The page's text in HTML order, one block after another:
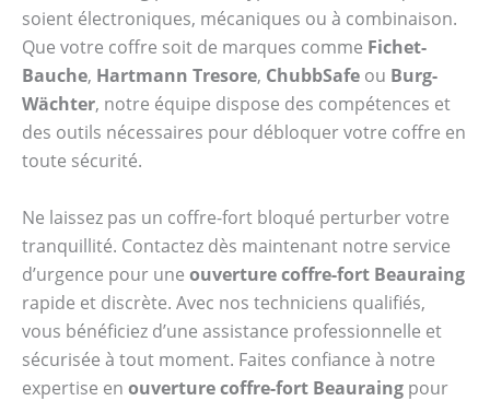
soient électroniques, mécaniques ou à combinaison.
Que votre coffre soit de marques comme Fichet-
Bauche, Hartmann Tresore, ChubbSafe ou Burg-
Wächter, notre équipe dispose des compétences et
des outils nécessaires pour débloquer votre coffre en
toute sécurité.
Ne laissez pas un coffre-fort bloqué perturber votre
tranquillité. Contactez dès maintenant notre service
d’urgence pour une ouverture coffre-fort Beauraing
rapide et discrète. Avec nos techniciens qualifiés,
vous bénéficiez d’une assistance professionnelle et
sécurisée à tout moment. Faites confiance à notre
expertise en ouverture coffre-fort Beauraing pour